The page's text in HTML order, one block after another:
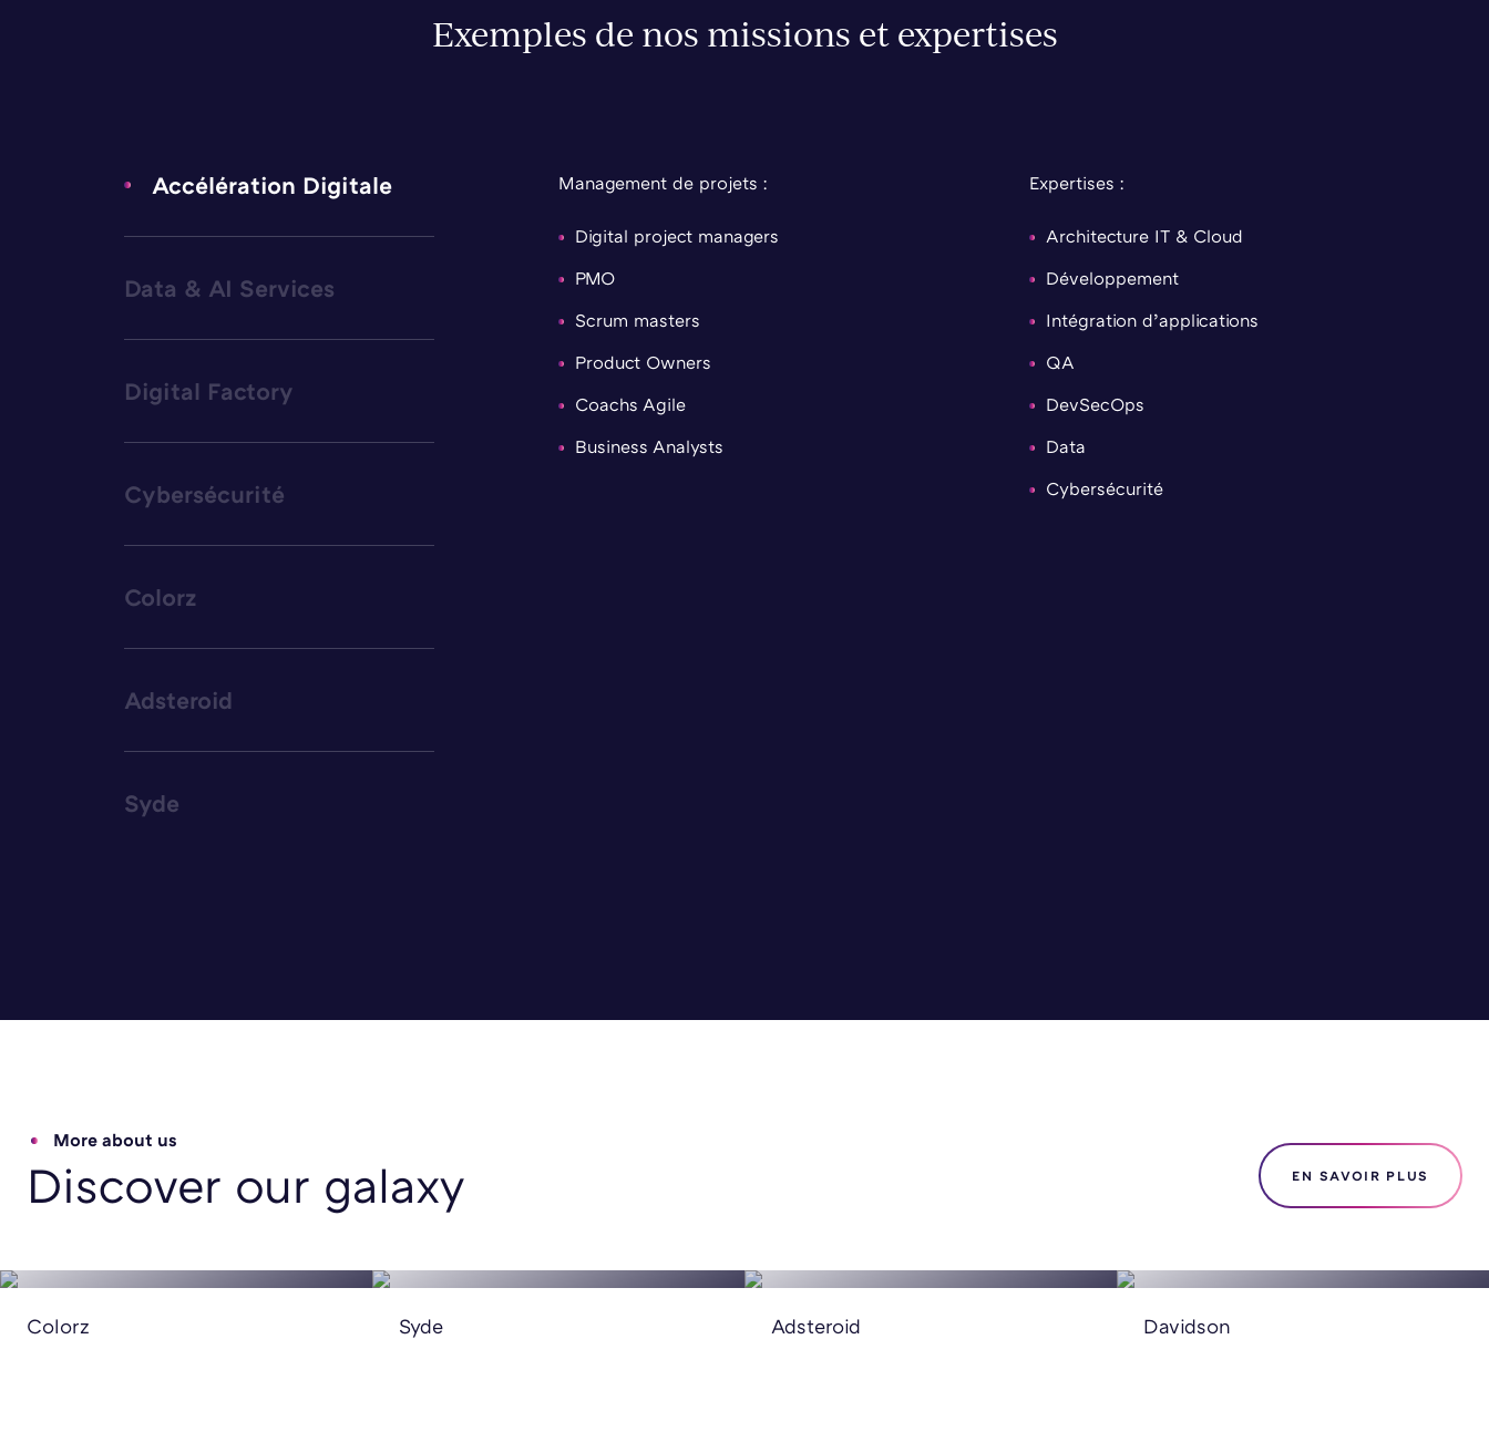
Exemples de nos missions et expertises
Accélération Digitale
Data & AI Services
Digital Factory
Cybersécurité
Colorz
Adsteroid
Syde
Management de projets :
Digital project managers
PMO
Scrum masters
Product Owners
Coachs Agile
Business Analysts
Expertises :
Architecture IT & Cloud
Développement
Intégration d’applications
QA
DevSecOps
Data
Cybersécurité
More about us
Discover our galaxy EN SAVOIR PLUS
Colorz
LES EXPERTS DU BRANDING ET
Syde
LES PROS DES APPS SUR-MESURE
Adsteroid Davidson
LES CONSULTANTS EN